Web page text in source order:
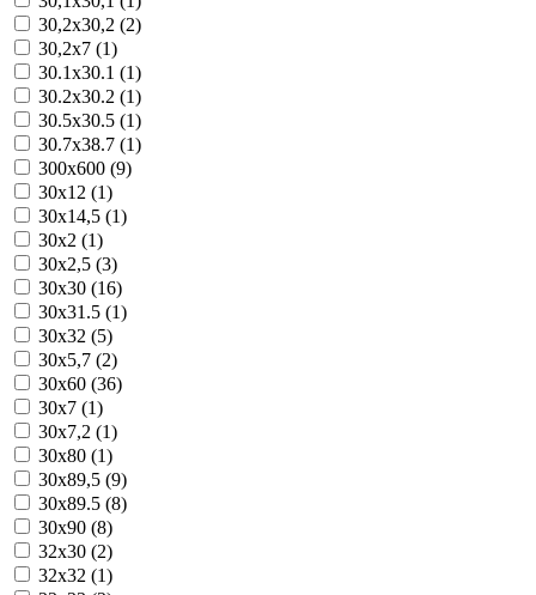
30,2x30,2 (2)
30,2x7 (1)
30.1x30.1 (1)
30.2x30.2 (1)
30.5x30.5 (1)
30.7x38.7 (1)
300x600 (9)
30x12 (1)
30x14,5 (1)
30x2 (1)
30x2,5 (3)
30x30 (16)
30x31.5 (1)
30x32 (5)
30x5,7 (2)
30x60 (36)
30x7 (1)
30x7,2 (1)
30x80 (1)
30x89,5 (9)
30x89.5 (8)
30x90 (8)
32x30 (2)
32x32 (1)